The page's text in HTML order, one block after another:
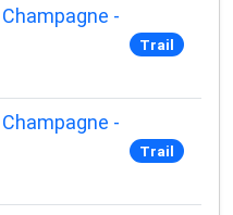
-
Trail
-
Trail